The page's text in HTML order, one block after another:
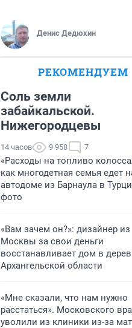
Денис Дедюхин
РЕКОМЕНДУЕМ
Соль земли
забайкальской.
Нижегородцевы
14 часов 9 958 7
«Расходы на топливо
как многодетная семья едет
автодоме из Барнаула в
фото
«Вам зачем он?»: дизайнер из
Москвы за свои деньги
восстанавливает дом в
Архангельской области
«Мне сказали, что нам нужно
расстаться». Московского
уволили из клиники из-за